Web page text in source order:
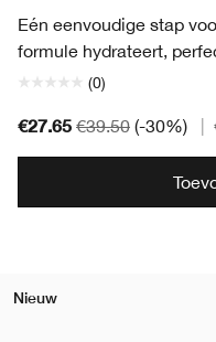
Eén eenvoudige stap
formule hydrateert,
(0)
€27.65 €39.50 (-30%)
Nieuw